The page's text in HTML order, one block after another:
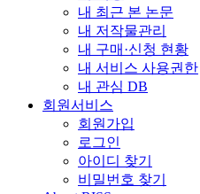
내 최근 본 논문
내 저작물관리
내 구매·신청 현황
내 서비스 사용권한
내 관심 DB
회원서비스
회원가입
로그인
아이디 찾기
비밀번호 찾기